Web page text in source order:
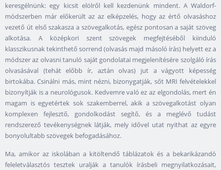
keresgélnünk: egy kicsit elölről kell kezdenünk mindent. A Waldorf-
módszerben már előkerült az az elképzelés, hogy az értő olvasáshoz
vezető út első szakasza a szövegalkotás, egész pontosan a saját szöveg
alkotása. A középkori szent szövegek megfejtéséből kiinduló
klasszikusnak tekinthető sorrend (olvasás majd másoló írás) helyett ez a
módszer az olvasni tanuló saját gondolatai megjelenítésére szolgáló írás
olvasásával (tehát előbb ír, aztán olvas) jut a vágyott képesség
birtokába. Csinálni más, mint nézni, bizonygatják, sőt MRI felvételekkel
bizonyítják is a neurológusok. Kedvemre való ez az elgondolás, mert én
magam is egyetértek sok szakemberrel, akik a szövegalkotást olyan
komplexen fejlesztő, gondolkodást segítő, és a meglévő tudást
rendszerező tevékenységnek látják, mely idővel utat nyithat az egyre
bonyolultabb szövegek befogadásához.
Ma, amikor az iskolában a kitöltendő táblázatok és a bekarikázandó
feleletválasztós tesztek uralják a tanulók írásbeli megnyilatkozásait,